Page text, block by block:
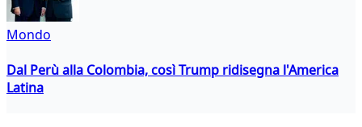
Mondo
Dal Perù alla Colombia, così Trump ridisegna l'America
Latina